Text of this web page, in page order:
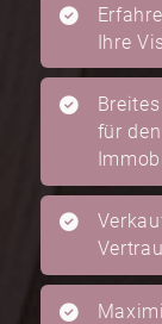
Ihre
für